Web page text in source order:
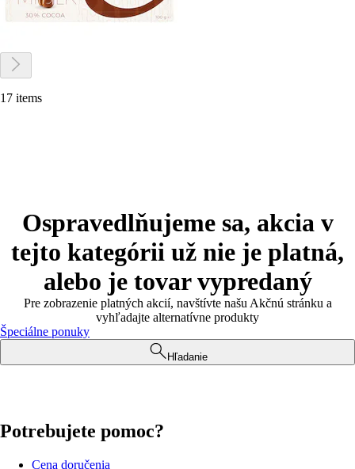
17 items
Ospravedlňujeme sa, akcia v
tejto kategórii už nie je platná,
alebo je tovar vypredaný
Pre zobrazenie platných akcií, navštívte našu Akčnú stránku a
vyhľadajte alternatívne produkty
Špeciálne ponuky
Hľadanie
Potrebujete pomoc?
Cena doručenia